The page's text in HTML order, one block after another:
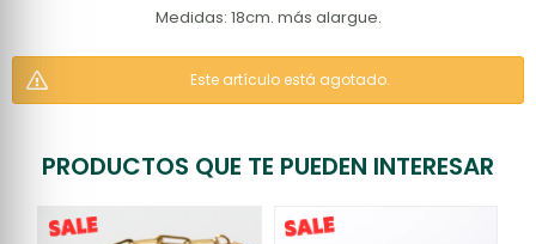
Medidas: 18cm. más alargue.
Este artículo está agotado.
PRODUCTOS QUE TE PUEDEN INTERESAR